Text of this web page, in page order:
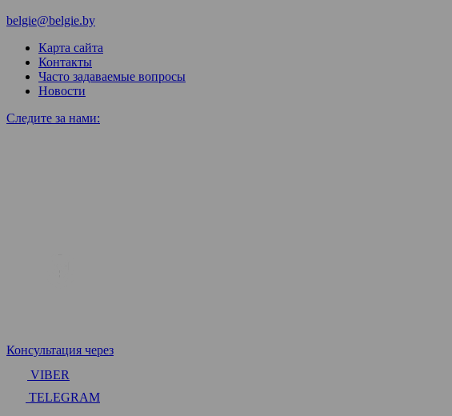
belgie@belgie.by
Карта сайта
Контакты
Часто задаваемые вопросы
Новости
Следите за нами:
Консультация через
VIBER
TELEGRAM